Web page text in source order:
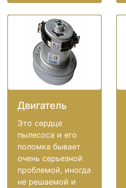
Двигатель
Это сердце
пылесоса и его
поломка бывает
очень серьезной
проблемой, иногда
не решаемой и